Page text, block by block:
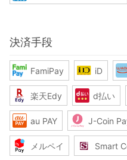
決済手段
FamiPay iD
楽天Edy d払い
au PAY J-Coin
メルペイ Smart